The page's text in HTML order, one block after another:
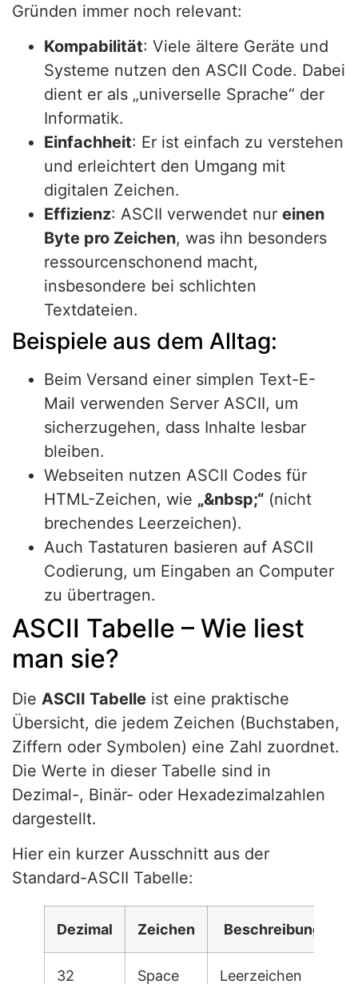
Gründen immer noch relevant:
Kompabilität: Viele ältere Geräte und
Systeme nutzen den ASCII Code. Dabei
dient er als „universelle Sprache“ der
Informatik.
Einfachheit: Er ist einfach zu verstehen
und erleichtert den Umgang mit
digitalen Zeichen.
Effizienz: ASCII verwendet nur einen
Byte pro Zeichen, was ihn besonders
ressourcenschonend macht,
insbesondere bei schlichten
Textdateien.
Beispiele aus dem Alltag:
Beim Versand einer simplen Text-E-
Mail verwenden Server ASCII, um
sicherzugehen, dass Inhalte lesbar
bleiben.
Webseiten nutzen ASCII Codes für
HTML-Zeichen, wie „&nbsp;“ (nicht
brechendes Leerzeichen).
Auch Tastaturen basieren auf ASCII
Codierung, um Eingaben an Computer
zu übertragen.
ASCII Tabelle – Wie liest
man sie?
Die ASCII Tabelle ist eine praktische
Übersicht, die jedem Zeichen (Buchstaben,
Ziffern oder Symbolen) eine Zahl zuordnet.
Die Werte in dieser Tabelle sind in
Dezimal-, Binär- oder Hexadezimalzahlen
dargestellt.
Hier ein kurzer Ausschnitt aus der
Standard-ASCII Tabelle:
Dezimal Zeichen Beschreibung
32 Space Leerzeichen